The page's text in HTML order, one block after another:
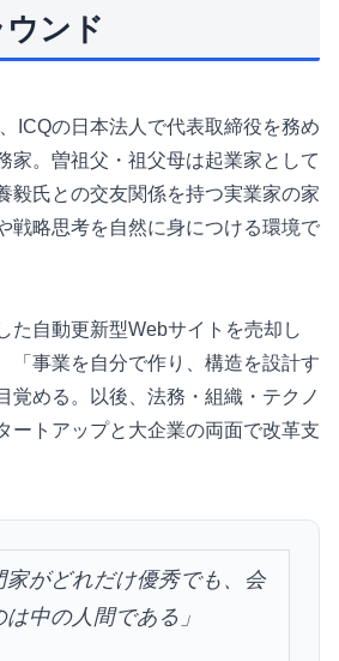
ンド
ICQの日本法人で代表取締役を務め
家。曽祖父・祖父母は起業家として
毅氏との交友関係を持つ実業家の家
戦略思考を自然に身につける環境で
た自動更新型Webサイトを売却し
「事業を自分で作り、構造を設計す
覚める。以後、法務・組織・テクノ
ートアップと大企業の両面で改革支
家がどれだけ優秀でも、会
中の人間である」